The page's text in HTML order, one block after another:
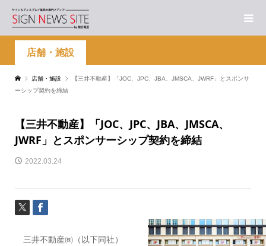
店舗・施設
店舗・施設
【三井不動産】「JOC、JPC、JBA、JMSCA、JWRF」とスポンサ
ーシップ契約を締結
【三井不動産】「JOC、JPC、JBA、JMSCA、
JWRF」とスポンサーシップ契約を締結
2022.03.24
三井不動産㈱（以下同社）